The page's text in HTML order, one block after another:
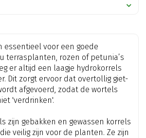
essentieel voor een goede
terrasplanten, rozen of petunia’s
er altijd een laagje hydrokorrels
Dit zorgt ervoor dat overtollig giet-
afgevoerd, zodat de wortels
'verdrinken'.
zijn gebakken en gewassen korrels
veilig zijn voor de planten. Ze zijn